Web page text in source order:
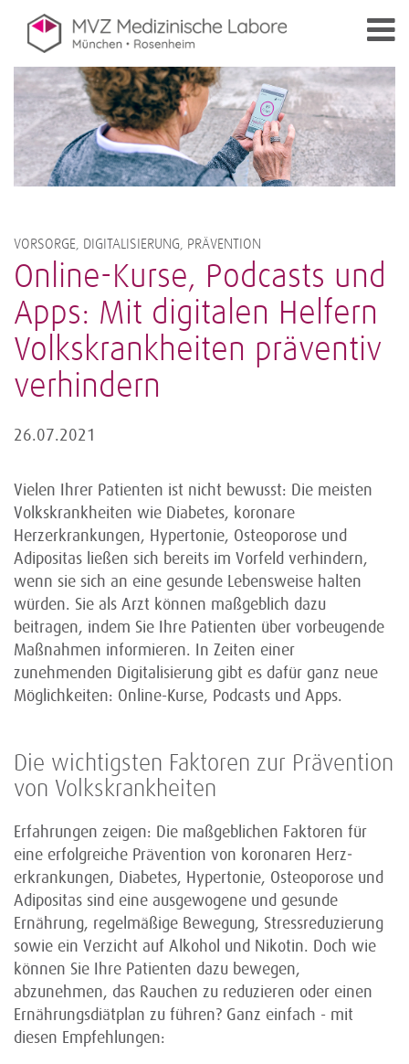
VORSORGE, DIGITALISIERUNG, PRÄVENTION
Online-Kurse, Podcasts und
Apps: Mit digitalen Helfern
Volkskrankheiten präventiv
verhindern
26.07.2021
Vielen Ihrer Patienten ist nicht bewusst: Die meisten
Volkskrankheiten wie Diabetes, koronare
Herzerkrankungen, Hypertonie, Osteoporose und
Adipositas ließen sich bereits im Vorfeld verhindern,
wenn sie sich an eine gesunde Lebensweise halten
würden. Sie als Arzt können maßgeblich dazu
beitragen, indem Sie Ihre Patienten über vorbeugende
Maßnahmen informieren. In Zeiten einer
zunehmenden Digitalisierung gibt es dafür ganz neue
Möglichkeiten: Online-Kurse, Podcasts und Apps.
Die wichtigsten Faktoren zur Prävention
von Volks­krank­heiten
Erfah­rungen zeigen: Die maß­geblichen Faktoren für
eine erfolg­reiche Prävention von koronaren Herz­
erkran­kungen, Diabetes, Hypertonie, Osteoporose und
Adipositas sind eine ausgewogene und gesunde
Ernährung, regel­mäßige Bewegung, Stress­reduzierung
sowie ein Verzicht auf Alkohol und Nikotin. Doch wie
können Sie Ihre Patienten dazu bewegen,
abzunehmen, das Rauchen zu reduzieren oder einen
Ernäh­rungs­diät­plan zu führen? Ganz einfach - mit
diesen Empfehlungen: